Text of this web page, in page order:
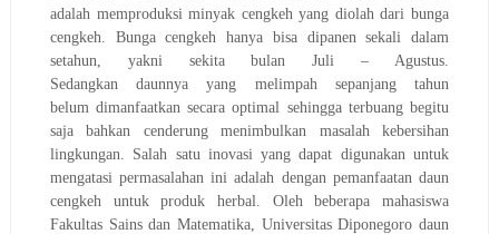
adalah memproduksi minyak cengkeh yang diolah dari bunga
cengkeh. Bunga cengkeh hanya bisa dipanen sekali dalam
setahun, yakni sekita bulan Juli – Agustus.
Sedangkandaunnya yang melimpah sepanjangtahun
belumdimanfaatkan secara optimal sehingga terbuang begitu
sajabahkan cenderung menimbulkan masalah kebersihan
lingkungan. Salah satu inovasi yang dapat digunakan untuk
mengatasi permasalahan ini adalah dengan pemanfaatan daun
cengkeh untuk produk herbal. Oleh beberapa mahasiswa
Fakultas Sains dan Matematika, Universitas Diponegorodaun